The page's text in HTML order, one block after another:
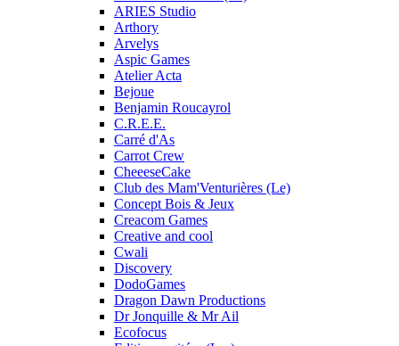
ARIES Studio
Arthory
Arvelys
Aspic Games
Atelier Acta
Bejoue
Benjamin Roucayrol
C.R.E.E.
Carré d'As
Carrot Crew
CheeeseCake
Club des Mam'Venturières (Le)
Concept Bois & Jeux
Creacom Games
Creative and cool
Cwali
Discovery
DodoGames
Dragon Dawn Productions
Dr Jonquille & Mr Ail
Ecofocus